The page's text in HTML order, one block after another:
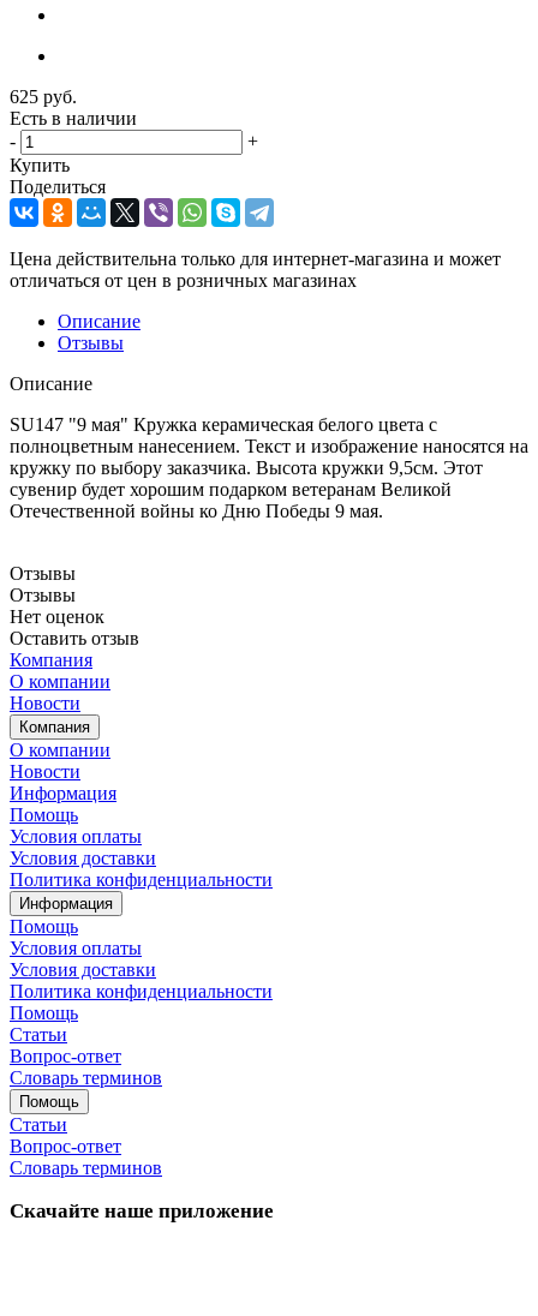
625 руб.
Есть в наличии
-
+
Купить
Поделиться
Цена действительна только для интернет-магазина и может
отличаться от цен в розничных магазинах
Описание
Отзывы
Описание
SU147 "9 мая" Кружка керамическая белого цвета с
полноцветным нанесением. Текст и изображение наносятся на
кружку по выбору заказчика. Высота кружки 9,5см. Этот
сувенир будет хорошим подарком ветеранам Великой
Отечественной войны ко Дню Победы 9 мая.
Отзывы
Отзывы
Нет оценок
Оставить отзыв
Компания
О компании
Новости
Компания
О компании
Новости
Информация
Помощь
Условия оплаты
Условия доставки
Политика конфиденциальности
Информация
Помощь
Условия оплаты
Условия доставки
Политика конфиденциальности
Помощь
Статьи
Вопрос-ответ
Словарь терминов
Помощь
Статьи
Вопрос-ответ
Словарь терминов
Скачайте наше приложение